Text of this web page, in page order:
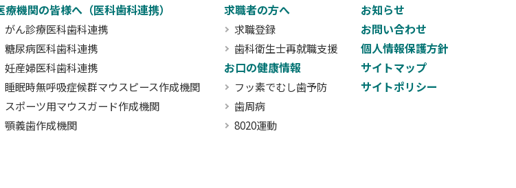
療機関の皆様へ（医科歯科連携）
がん診療医科歯科連携
糖尿病医科歯科連携
妊産婦医科歯科連携
睡眠時無呼吸症候群マウスピース作成機関
スポーツ用マウスガード作成機関
顎義歯作成機関
求職者の方へ
求職登録
歯科衛生士再就職支援
お口の健康情報
フッ素でむし歯予防
歯周病
8020運動
お知らせ
お問い合わせ
個人情報保護方針
サイトマップ
サイトポリシー